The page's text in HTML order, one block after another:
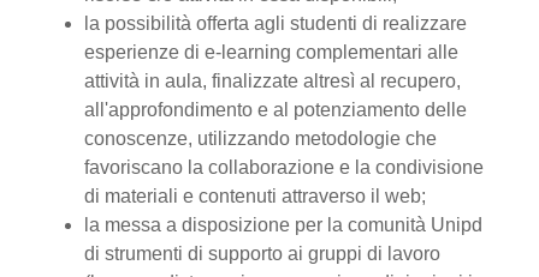
la possibilità offerta agli studenti di realizzare
esperienze di e-learning complementari alle
attività in aula, finalizzate altresì al recupero,
all'approfondimento e al potenziamento delle
conoscenze, utilizzando metodologie che
favoriscano la collaborazione e la condivisione
di materiali e contenuti attraverso il web;
la messa a disposizione per la comunità Unipd
di strumenti di supporto ai gruppi di lavoro